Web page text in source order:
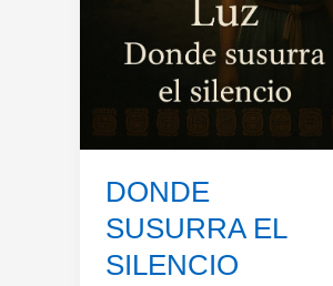
DONDE
SUSURRA EL
SILENCIO